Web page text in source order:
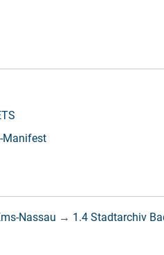
Manifest
Nassau → 1.4 Stadtarchiv